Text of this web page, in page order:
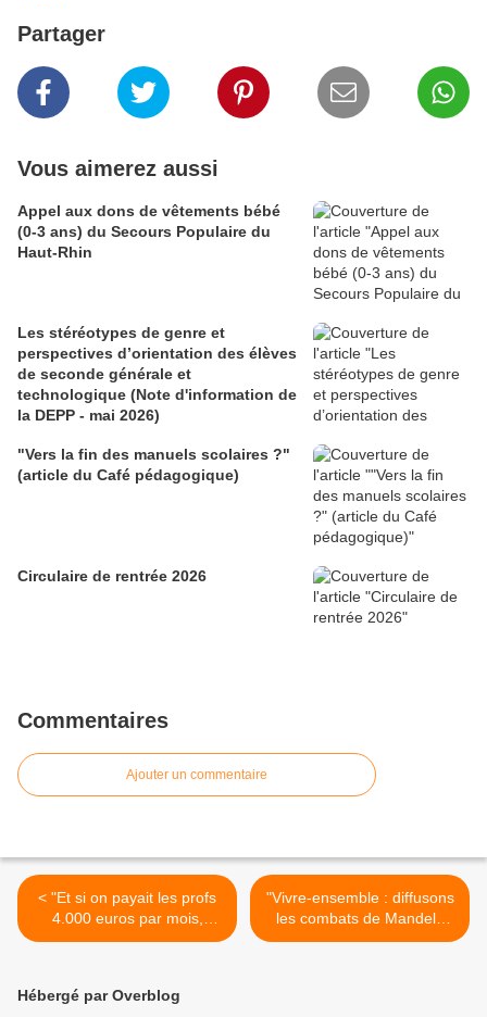
Partager
Vous aimerez aussi
Appel aux dons de vêtements bébé
(0-3 ans) du Secours Populaire du
Haut-Rhin
Les stéréotypes de genre et
perspectives d’orientation des élèves
de seconde générale et
technologique (Note d'information de
la DEPP - mai 2026)
"Vers la fin des manuels scolaires ?"
(article du Café pédagogique)
Circulaire de rentrée 2026
Commentaires
Ajouter un commentaire
< "Et si on payait les profs
4.000 euros par mois,
comme en Allemagne ?"
"Vivre-ensemble : diffusons
les combats de Mandela
auprès de tous les enfants
Hébergé par Overblog